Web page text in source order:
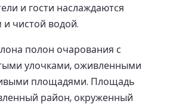
и гости наслаждаются
чистой водой.
полон очарования с
улочками, оживленными
площадями. Площадь
район, окруженный